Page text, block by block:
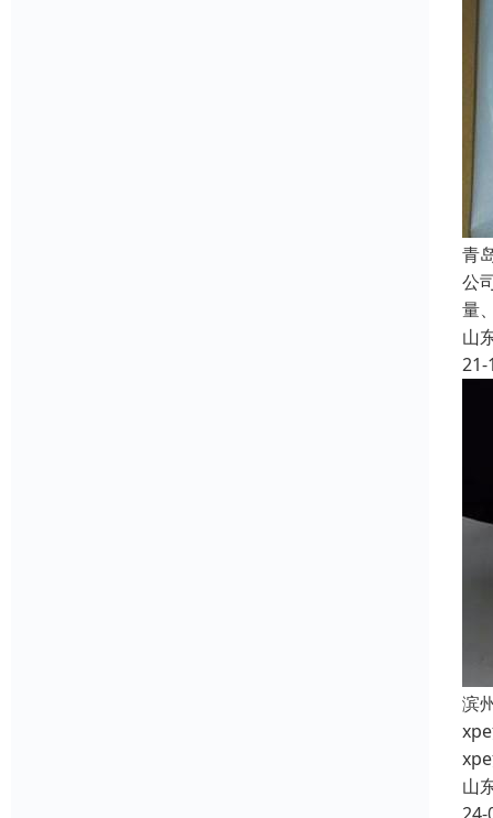
青
公
量
山
21-
滨
山